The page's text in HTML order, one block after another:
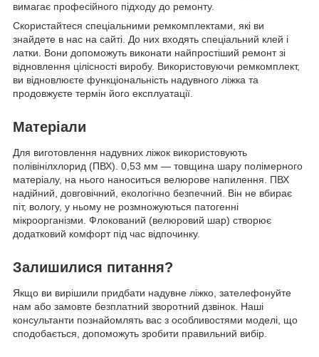
вимагає професійного підходу до ремонту.
Скористайтеся спеціальними ремкомплектами, які ви
знайдете в нас на сайті. До них входять спеціальний клей і
латки. Вони допоможуть виконати найпростіший ремонт зі
відновлення цілісності виробу. Використовуючи ремкомплект,
ви відновлюєте функціональність надувного ліжка та
продовжуєте термін його експлуатації.
Матеріали
Для виготовлення надувних ліжок використовують
полівінілхлорид (ПВХ). 0,53 мм — товщина шару полімерного
матеріалу, на нього наноситься велюрове напилення. ПВХ
надійний, довговічний, екологічно безпечний. Він не вбирає
піт, вологу, у ньому не розмножуються патогенні
мікроорганізми. Флокований (велюровий шар) створює
додатковий комфорт під час відпочинку.
Залишилися питання?
Якщо ви вирішили придбати надувне ліжко, зателефонуйте
нам або замовте безплатний зворотний дзвінок. Наші
консультанти познайомлять вас з особливостями моделі, що
сподобається, допоможуть зробити правильний вибір.